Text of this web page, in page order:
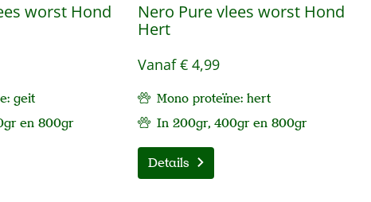
worst Hond
geit
en 800gr
Nero Pure vlees worst Hond
Hert
Vanaf€ 4,99
Mono proteïne: hert
In 200gr, 400gr en 800gr
Details